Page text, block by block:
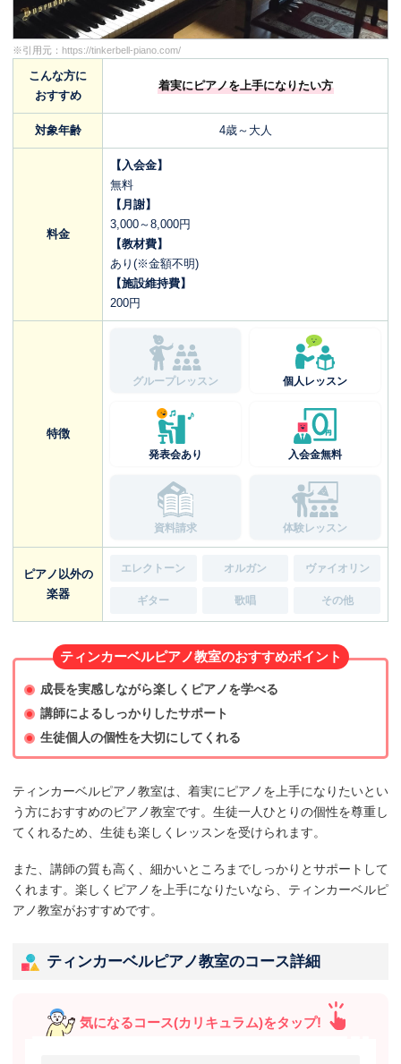
※引用元： https://tinkerbell-piano.com/
こんな方に
おすすめ
着実にピアノを上手になりたい方
対象年齢 4歳～大人
料金
【入会金】
無料
【月謝】
3,000～8,000円
【教材費】
あり(※金額不明)
【施設維持費】
200円
特徴
グループレッスン 個人レッスン
発表会あり 入会金無料
資料請求 体験レッスン
ピアノ以外の
楽器
エレクトーン オルガン ヴァイオリン
ギター 歌唱 その他
ティンカーベルピアノ教室のおすすめポイント
成長を実感しながら楽しくピアノを学べる
講師によるしっかりしたサポート
生徒個人の個性を大切にしてくれる
ティンカーベルピアノ教室は、着実にピアノを上手になりたいとい
う方におすすめのピアノ教室です。生徒一人ひとりの個性を尊重し
てくれるため、生徒も楽しくレッスンを受けられます。
また、講師の質も高く、細かいところまでしっかりとサポートして
くれます。楽しくピアノを上手になりたいなら、ティンカーベルピ
アノ教室がおすすめです。
ティンカーベルピアノ教室のコース詳細
気になるコース(カリキュラム)をタップ!